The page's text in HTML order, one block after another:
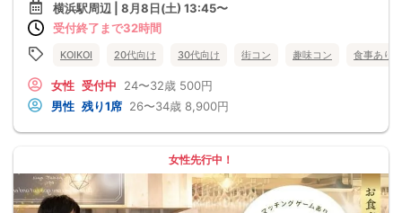
横浜駅周辺 | 8月8日(土) 13:45〜
受付終了まで32時間
KOIKOI 20代向け 30代向け 街コン 趣味コン 食事あり
女性 受付中 24〜32歳 500円
男性 残り1席 26〜34歳 8,900円
女性先行中！